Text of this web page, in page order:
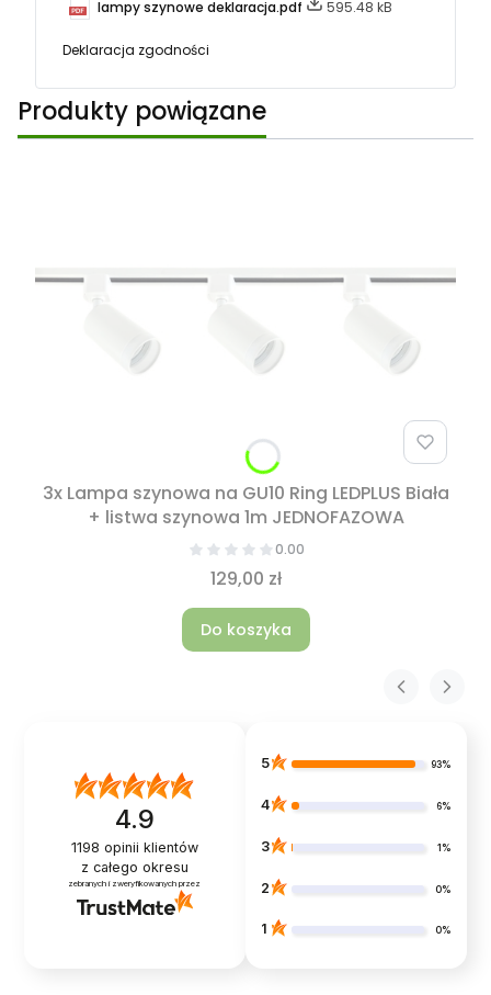
lampy szynowe deklaracja.pdf 595.48 kB
Deklaracja zgodności
Produkty powiązane
3x Lampa szynowa na GU10 Ring LEDPLUS Biała
+ listwa szynowa 1m JEDNOFAZOWA
0.00
129,00 zł
Do koszyka
4.9
1198 opinii klientów
z całego okresu
zebranych i zweryfikowanych przez
5 93%
4 6%
3 1%
2 0%
1 0%